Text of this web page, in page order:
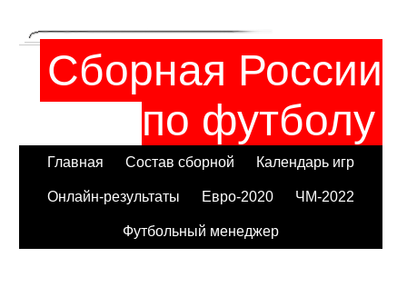
Сборная России
по футболу
Главная Состав сборной Календарь игр
Онлайн-результаты Евро-2020 ЧМ-2022
Футбольный менеджер